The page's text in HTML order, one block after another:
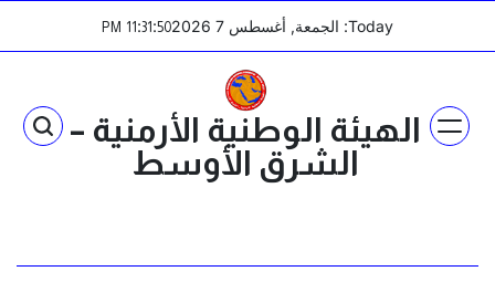
Today: الجمعة, أغسطس 7 2026 11:31:50
PM
الهيئة الوطنية الأرمنية –
الشرق الأوسط